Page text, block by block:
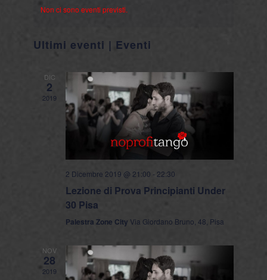
data.
Non ci sono eventi previsti.
Ultimi eventi | Eventi
DIC
2
2019
2 Dicembre 2019 @ 21:00 - 22:30
Lezione di Prova Principianti Under
30 Pisa
Palestra Zone City Via Giordano Bruno, 48, Pisa
NOV
28
2019